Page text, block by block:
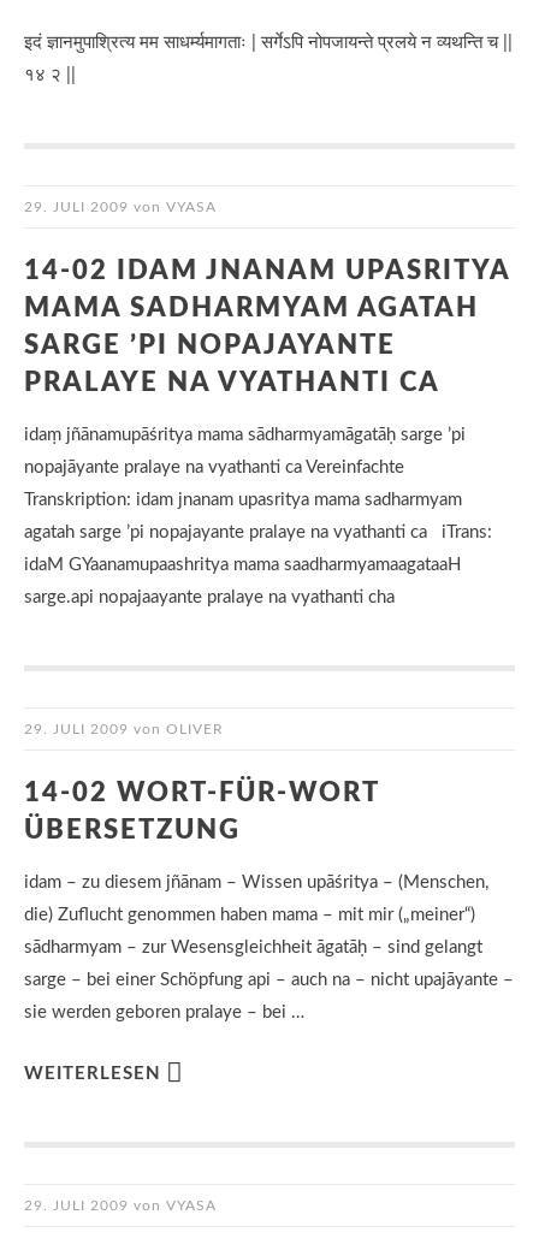
इदं ज्ञानमुपाश्रित्य मम साधर्म्यमागताः | सर्गेऽपि नोपजायन्ते प्रलये न व्यथन्ति च ||
१४ २ ||
29. JULI 2009 von VYASA
14-02 IDAM JNANAM UPASRITYA
MAMA SADHARMYAM AGATAH
SARGE ’PI NOPAJAYANTE
PRALAYE NA VYATHANTI CA
idaṃ jñānamupāśritya mama sādharmyamāgatāḥ sarge ’pi
nopajāyante pralaye na vyathanti ca Vereinfachte
Transkription: idam jnanam upasritya mama sadharmyam
agatah sarge ’pi nopajayante pralaye na vyathanti ca iTrans:
idaM GYaanamupaashritya mama saadharmyamaagataaH
sarge.api nopajaayante pralaye na vyathanti cha
29. JULI 2009 von OLIVER
14-02 WORT-FÜR-WORT
ÜBERSETZUNG
idam – zu diesem jñānam – Wissen upāśritya – (Menschen,
die) Zuflucht genommen haben mama – mit mir („meiner“)
sādharmyam – zur Wesensgleichheit āgatāḥ – sind gelangt
sarge – bei einer Schöpfung api – auch na – nicht upajāyante –
sie werden geboren pralaye – bei …
WEITERLESEN
29. JULI 2009 von VYASA